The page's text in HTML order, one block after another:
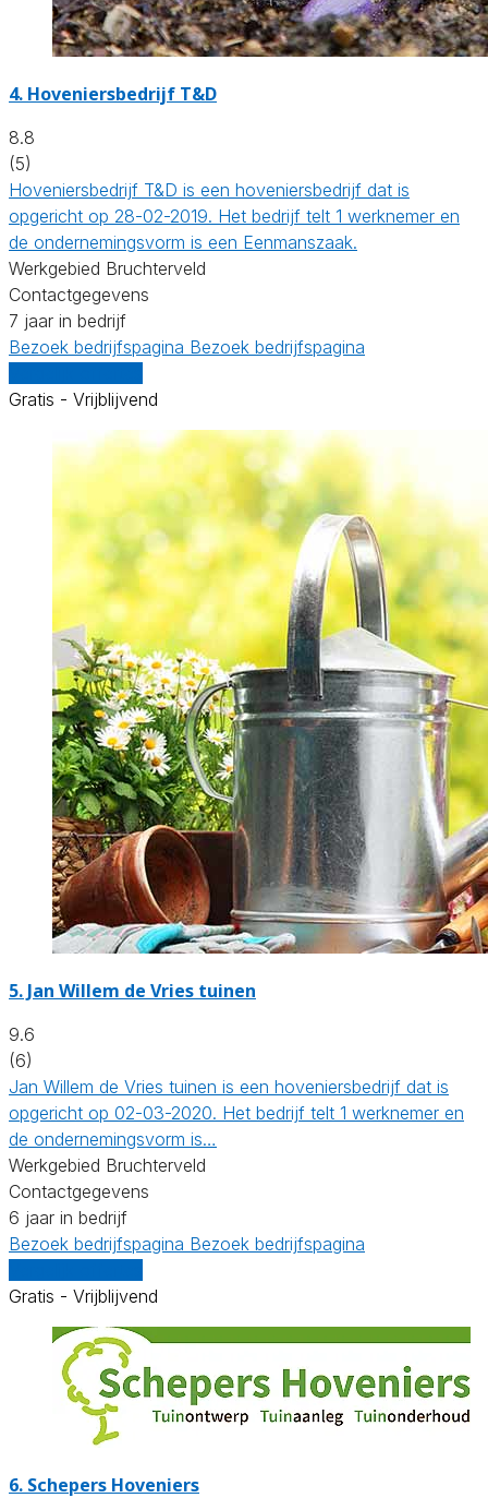
4. Hoveniersbedrijf T&D
8.8
(5)
Hoveniersbedrijf T&D is een hoveniersbedrijf dat is
opgericht op 28-02-2019. Het bedrijf telt 1 werknemer en
de ondernemingsvorm is een Eenmanszaak.
Werkgebied Bruchterveld
Contactgegevens
7 jaar in bedrijf
Bezoek bedrijfspagina Bezoek bedrijfspagina
Gratis - Vrijblijvend
5. Jan Willem de Vries tuinen
9.6
(6)
Jan Willem de Vries tuinen is een hoveniersbedrijf dat is
opgericht op 02-03-2020. Het bedrijf telt 1 werknemer en
de ondernemingsvorm is…
Werkgebied Bruchterveld
Contactgegevens
6 jaar in bedrijf
Bezoek bedrijfspagina Bezoek bedrijfspagina
Gratis - Vrijblijvend
6. Schepers Hoveniers